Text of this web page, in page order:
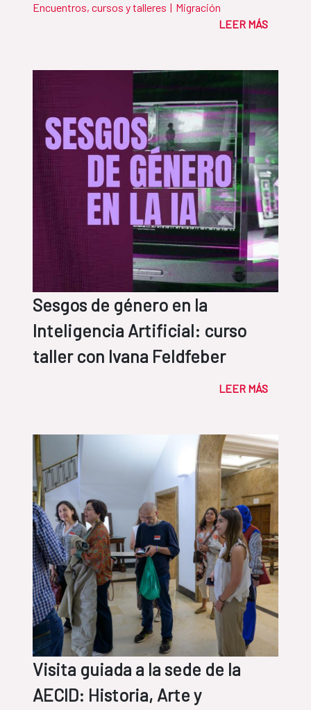
Encuentros, cursos y talleres | Migración
LEER MÁS
Sesgos de género en la
Inteligencia Artificial: curso
taller con Ivana Feldfeber
LEER MÁS
Visita guiada a la sede de la
AECID: Historia, Arte y